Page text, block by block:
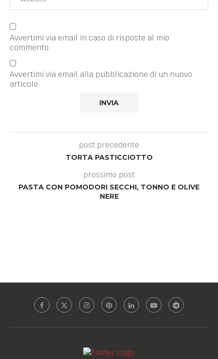
Avvertimi via email in caso di risposte al mio
commento.
Avvertimi via email alla pubblicazione di un nuovo
articolo.
post precedente
TORTA PASTICCIOTTO
prossimo post
PASTA CON POMODORI SECCHI, TONNO E OLIVE
NERE